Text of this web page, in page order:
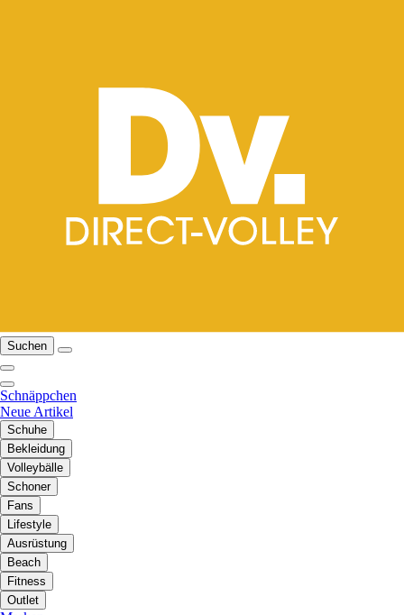
Suchen
Schnäppchen
Neue Artikel
Schuhe
Bekleidung
Volleybälle
Schoner
Fans
Lifestyle
Ausrüstung
Beach
Fitness
Outlet